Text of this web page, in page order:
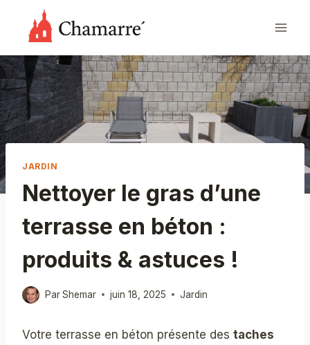
contenu
JARDIN
Nettoyer le gras d’une
terrasse en béton :
produits & astuces !
ParShemar juin 18, 2025 Jardin
Votre terrasse en béton présente des taches